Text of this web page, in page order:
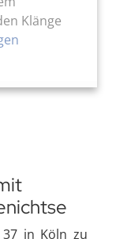
Klänge
in Köln zu